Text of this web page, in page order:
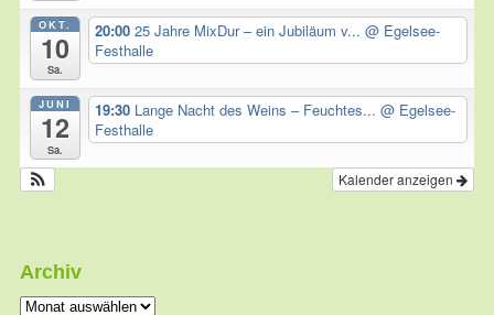
OKT.
10
Sa.
20:0025 Jahre MixDur – ein Jubiläum v...@ Egelsee-
Festhalle
JUNI
12
Sa.
19:30 Lange Nacht des Weins – Feuchtes...@ Egelsee-
Festhalle
Kalender anzeigen
Archiv
Archiv